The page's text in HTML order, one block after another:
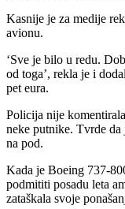
Kasnije je za medije
avionu.
‘Sve je bilo u redu.
od toga’, rekla je i
pet eura.
Policija nije
neke putnike. Tvrde
na pod.
Kada je Boeing 737-
podmititi posadu leta
zataškala svoje